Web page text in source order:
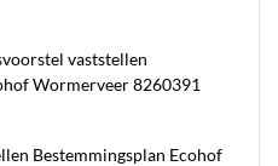
vaststellen
Wormerveer 8260391
Bestemmingsplan Ecohof